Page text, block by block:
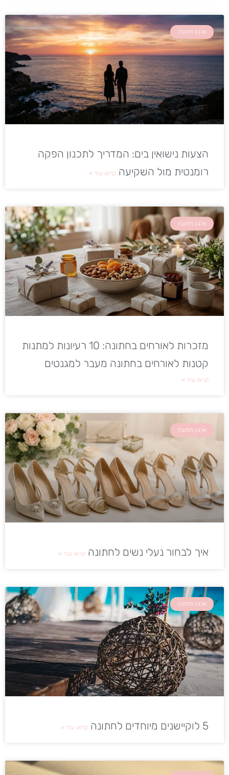
ארגון חתונה
הצעות נישואין בים: המדריך לתכנון הפקה
רומנטית מול השקיעה קראו עוד »
ארגון חתונה
מזכרות לאורחים בחתונה: 10 רעיונות למתנות
קטנות לאורחים בחתונה מעבר למגנטים
קראו עוד »
ארגון חתונה
איך לבחור נעלי נשים לחתונה קראו עוד »
ארגון חתונה
5 לוקיישנים מיוחדים לחתונה קראו עוד »